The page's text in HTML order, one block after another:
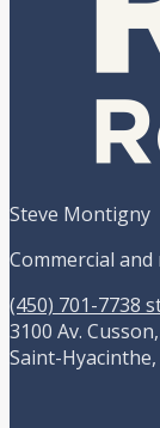
Steve Montigny
Commercial
(450) 701-7738
3100 Av.
Saint-Hyacinthe,